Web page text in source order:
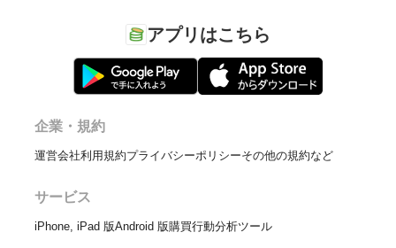
アプリはこちら
企業・規約
運営会社利用規約プライバシーポリシーその他の規約など
サービス
iPhone, iPad 版Android 版購買行動分析ツール